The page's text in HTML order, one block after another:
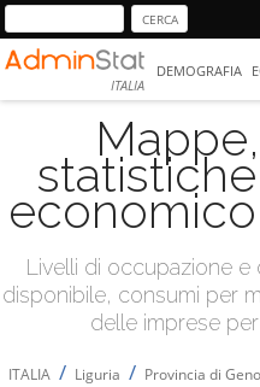
ITALIA
DEMOGRAFIA
Livelli di occupazione
disponibile, consumi per
delle imprese
ITALIA / Liguria / Provincia di